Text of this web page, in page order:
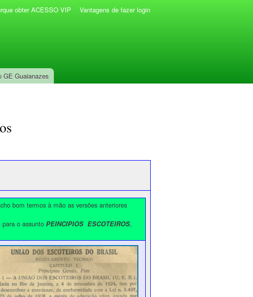
GE Guaianazes
obter ACESSO VIP Vantagens de fazer login
bom termos à mão as versões anteriores
para o assunto PEINCIPIOS ESCOTEIROS,